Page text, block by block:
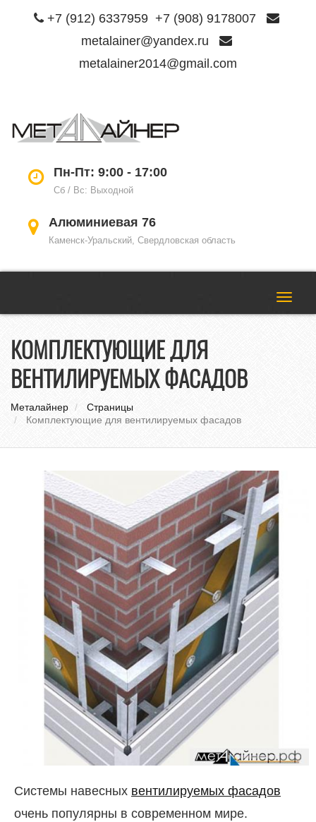
+7 (912) 6337959 +7 (908) 9178007
metalainer@yandex.ru
metalainer2014@gmail.com
Пн-Пт: 9:00 - 17:00
Сб / Вс: Выходной
Алюминиевая 76
Каменск-Уральский, Свердловская область
КОМПЛЕКТУЮЩИЕ ДЛЯ
ВЕНТИЛИРУЕМЫХ ФАСАДОВ
Металайнер
Страницы
Комплектующие для вентилируемых фасадов
Системы навесных вентилируемых фасадов
очень популярны в современном мире.